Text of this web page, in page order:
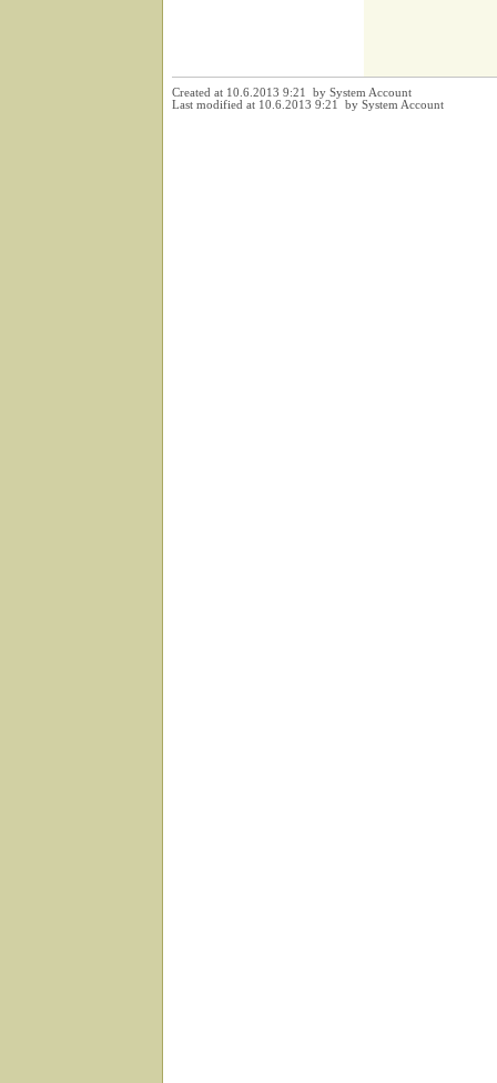
Created at 10.6.2013 9:21 by System Account
Last modified at 10.6.2013 9:21 by System Account